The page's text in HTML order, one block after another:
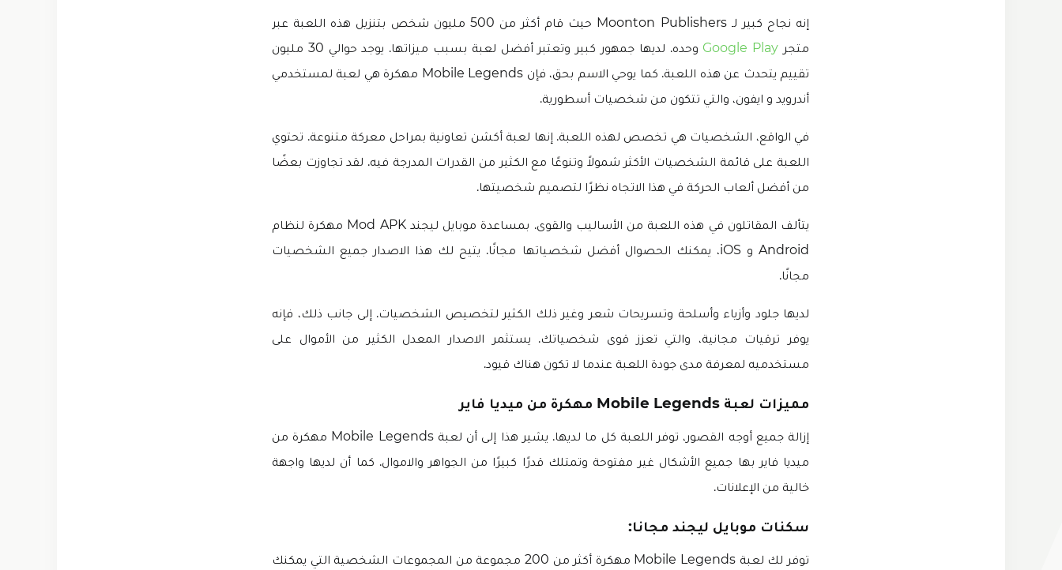
إنه نجاح كبير لـ Moonton Publishers حيث قام أكثر من 500 مليون شخص بتنزيل هذه اللعبة عبر
متجر Google Play
وحده. لديها جمهور كبير وتعتبر أفضل لعبة بسبب ميزاتها. يوجد حوالي 30 مليون
تقييم يتحدث عن هذه اللعبة. كما يوحي الاسم بحق، فإن Mobile Legends مهكرة هي لعبة لمستخدمي
أندرويد و ايفون، والتي تتكون من شخصيات أسطورية.
في الواقع، الشخصيات هي تخصص لهذه اللعبة. إنها لعبة أكشن تعاونية بمراحل معركة متنوعة. تحتوي
اللعبة على قائمة الشخصيات الأكثر شمولاً وتنوعًا مع الكثير من القدرات المدرجة فيه. لقد تجاوزت بعضًا
من أفضل ألعاب الحركة في هذا الاتجاه نظرًا لتصميم شخصيتها.
يتألف المقاتلون في هذه اللعبة من الأساليب والقوى. بمساعدة موبايل ليجند Mod APK مهكرة لنظام
Android و iOS، يمكنك الحصوال أفضل شخصياتها مجانًا. يتيح لك هذا الاصدار جميع الشخصيات
مجانًا.
لديها جلود وأزياء وأسلحة وتسريحات شعر وغير ذلك الكثير لتخصيص الشخصيات. إلى جانب ذلك، فإنه
يوفر ترقيات مجانية، والتي تعزز قوى شخصياتك. يستثمر الاصدار المعدل الكثير من الأموال على
مستخدميه لمعرفة مدى جودة اللعبة عندما لا تكون هناك قيود.
مميزات لعبة Mobile Legends مهكرة من ميديا فاير
إزالة جميع أوجه القصور، توفر اللعبة كل ما لديها. يشير هذا إلى أن لعبة Mobile Legends مهكرة من
ميديا فاير بها جميع الأشكال غير مفتوحة وتمتلك قدرًا كبيرًا من الجواهر والاموال. كما أن لديها واجهة
خالية من الإعلانات.
سكنات موبايل ليجند مجانا:
توفر لك لعبة Mobile Legends مهكرة أكثر من 200 مجموعة من المجموعات الشخصية التي يمكنك